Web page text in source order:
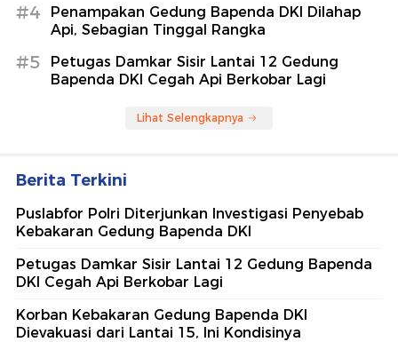
#4
Penampakan Gedung Bapenda DKI Dilahap
Api, Sebagian Tinggal Rangka
#5
Petugas Damkar Sisir Lantai 12 Gedung
Bapenda DKI Cegah Api Berkobar Lagi
Lihat Selengkapnya
Berita Terkini
Puslabfor Polri Diterjunkan Investigasi Penyebab
Kebakaran Gedung Bapenda DKI
Petugas Damkar Sisir Lantai 12 Gedung Bapenda
DKI Cegah Api Berkobar Lagi
Korban Kebakaran Gedung Bapenda DKI
Dievakuasi dari Lantai 15, Ini Kondisinya